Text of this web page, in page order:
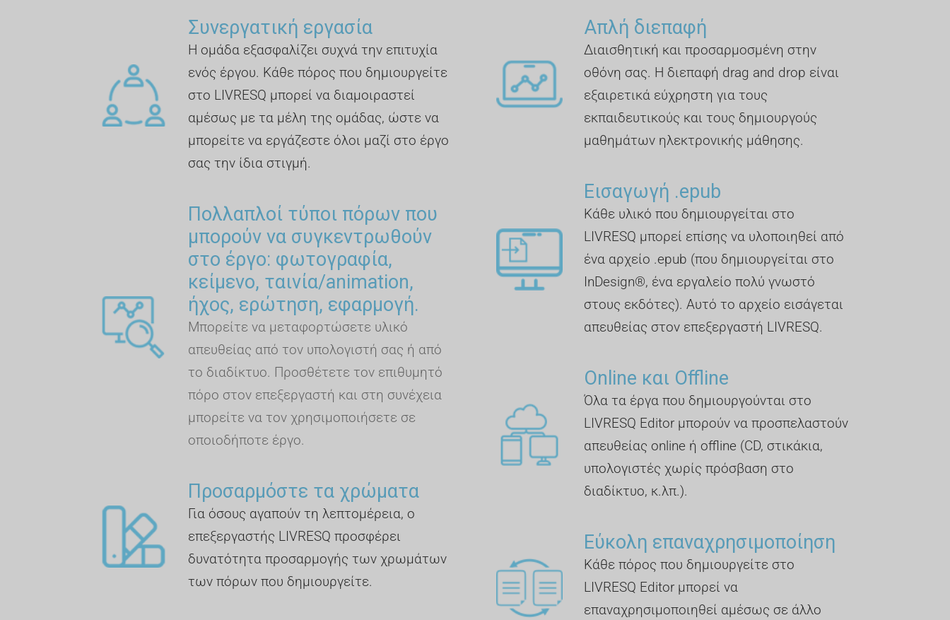
Συνεργατική εργασία
Η ομάδα εξασφαλίζει συχνά την επιτυχία
ενός έργου. Κάθε πόρος που δημιουργείτε
στο LIVRESQ μπορεί να διαμοιραστεί
αμέσως με τα μέλη της ομάδας, ώστε να
μπορείτε να εργάζεστε όλοι μαζί στο έργο
σας την ίδια στιγμή.
Πολλαπλοί τύποι πόρων που
μπορούν να συγκεντρωθούν
στο έργο: φωτογραφία,
κείμενο, ταινία/animation,
ήχος, ερώτηση, εφαρμογή.
Μπορείτε να μεταφορτώσετε υλικό
απευθείας από τον υπολογιστή σας ή από
το διαδίκτυο. Προσθέτετε τον επιθυμητό
πόρο στον επεξεργαστή και στη συνέχεια
μπορείτε να τον χρησιμοποιήσετε σε
οποιοδήποτε έργο.
Προσαρμόστε τα χρώματα
Για όσους αγαπούν τη λεπτομέρεια, ο
επεξεργαστής LIVRESQ προσφέρει
δυνατότητα προσαρμογής των χρωμάτων
των πόρων που δημιουργείτε.
Απλή διεπαφή
Διαισθητική και προσαρμοσμένη στην
οθόνη σας. Η διεπαφή drag and drop είναι
εξαιρετικά εύχρηστη για τους
εκπαιδευτικούς και τους δημιουργούς
μαθημάτων ηλεκτρονικής μάθησης.
Εισαγωγή .epub
Κάθε υλικό που δημιουργείται στο
LIVRESQ μπορεί επίσης να υλοποιηθεί από
ένα αρχείο .epub (που δημιουργείται στο
InDesign®, ένα εργαλείο πολύ γνωστό
στους εκδότες). Αυτό το αρχείο εισάγεται
απευθείας στον επεξεργαστή LIVRESQ.
Online και Offline
Όλα τα έργα που δημιουργούνται στο
LIVRESQ Editor μπορούν να προσπελαστούν
απευθείας online ή offline (CD, στικάκια,
υπολογιστές χωρίς πρόσβαση στο
διαδίκτυο, κ.λπ.).
Εύκολη επαναχρησιμοποίηση
Κάθε πόρος που δημιουργείτε στο
LIVRESQ Editor μπορεί να
επαναχρησιμοποιηθεί αμέσως σε άλλο